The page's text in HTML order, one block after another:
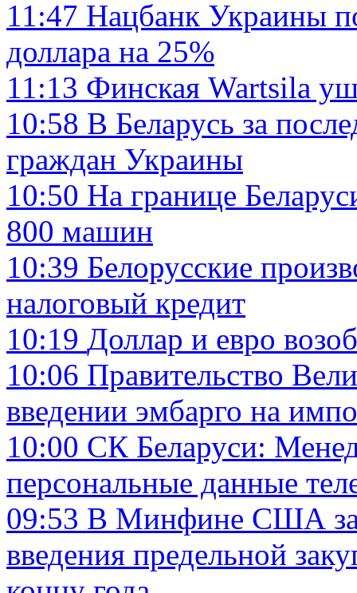
11:47 Нацбанк Украины
доллара на 25%
11:13 Финская Wartsila
10:58 В Беларусь за
граждан Украины
10:50 На границе
800 машин
10:39 Белорусские
налоговый кредит
10:19 Доллар и евро
10:06 Правительство
введении эмбарго на
10:00 СК Беларуси:
персональные данные
09:53 В Минфине США
введения предельной